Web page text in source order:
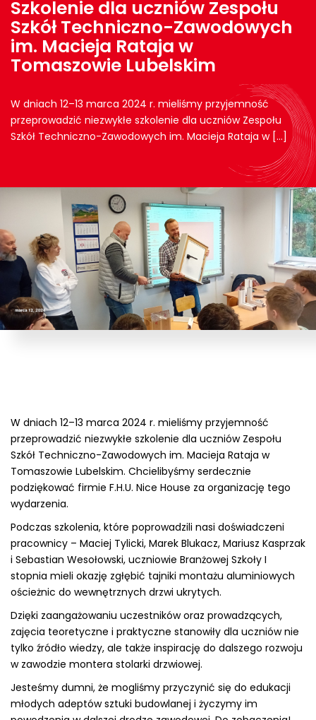
Szkolenie dla uczniów Zespołu
Szkół Techniczno-Zawodowych
im. Macieja Rataja w
Tomaszowie Lubelskim
W dniach 12–13 marca 2024 r. mieliśmy przyjemność
przeprowadzić niezwykłe szkolenie dla uczniów Zespołu
Szkół Techniczno-Zawodowych im. Macieja Rataja w […]
W dniach 12–13 marca 2024 r. mieliśmy przyjemność
przeprowadzić niezwykłe szkolenie dla uczniów Zespołu
Szkół Techniczno-Zawodowych im. Macieja Rataja w
Tomaszowie Lubelskim. Chcielibyśmy serdecznie
podziękować firmie F.H.U. Nice House za organizację tego
wydarzenia.
Podczas szkolenia, które poprowadzili nasi doświadczeni
pracownicy – Maciej Tylicki, Marek Blukacz, Mariusz Kasprzak
i Sebastian Wesołowski, uczniowie Branżowej Szkoły I
stopnia mieli okazję zgłębić tajniki montażu aluminiowych
ościeżnic do wewnętrznych drzwi ukrytych.
Dzięki zaangażowaniu uczestników oraz prowadzących,
zajęcia teoretyczne i praktyczne stanowiły dla uczniów nie
tylko źródło wiedzy, ale także inspirację do dalszego rozwoju
w zawodzie montera stolarki drzwiowej.
Jesteśmy dumni, że mogliśmy przyczynić się do edukacji
młodych adeptów sztuki budowlanej i życzymy im